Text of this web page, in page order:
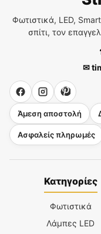
Φωτιστικά, LED,
σπίτι, τον
✉
Άμεση αποστολή
Ασφαλείς πληρωμές
Κατηγορίες
Φωτιστικά
Λάμπες LED